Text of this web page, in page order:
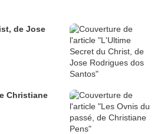
de Jose
Christiane